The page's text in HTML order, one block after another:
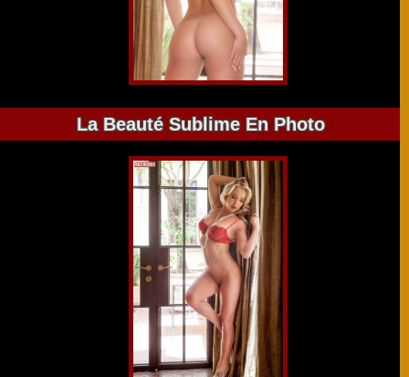
La Beauté Sublime En Photo